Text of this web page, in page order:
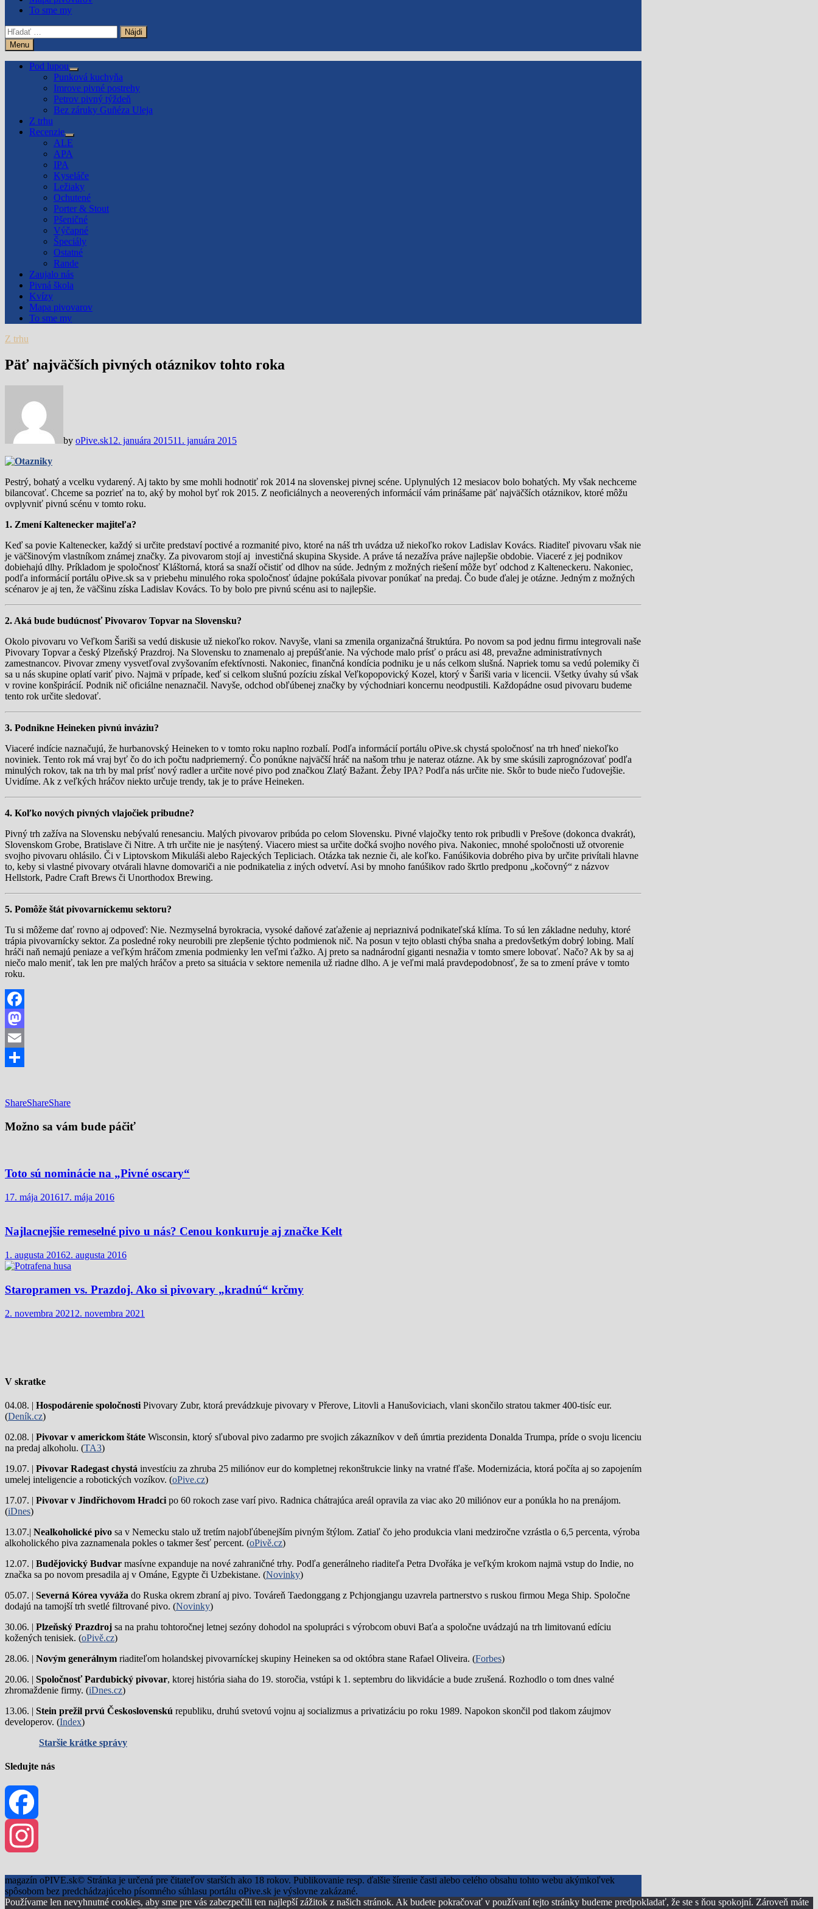
To sme my
Hľadať:
Menu
Pod lupou
Show
sub
menu
Punková kuchyňa
Imrove pivné postrehy
Petrov pivný týždeň
Bez záruky Guñéza Uleja
Z trhu
Recenzie
Show
sub
menu
ALE
APA
IPA
Kyseláče
Ležiaky
Ochutené
Porter & Stout
Pšeničné
Výčapné
Špeciály
Ostatné
Rande
Zaujalo nás
Pivná škola
Kvízy
Mapa pivovarov
To sme my
Z trhu
Päť najväčších pivných otáznikov tohto roka
by oPive.sk12. januára 201511. januára 2015
Pestrý, bohatý a vcelku vydarený. Aj takto by sme mohli hodnotiť rok 2014 na slovenskej pivnej scéne. Uplynulých 12 mesiacov bolo bohatých. My však nechceme
bilancovať. Chceme sa pozrieť na to, aký by mohol byť rok 2015. Z neoficiálnych a neoverených informácií vám prinášame päť najväčších otáznikov, ktoré môžu
ovplyvniť pivnú scénu v tomto roku.
1. Zmení Kaltenecker majiteľa?
Keď sa povie Kaltenecker, každý si určite predstaví poctivé a rozmanité pivo, ktoré na náš trh uvádza už niekoľko rokov Ladislav Kovács. Riaditeľ pivovaru však nie
je väčšinovým vlastníkom známej značky. Za pivovarom stojí aj investičná skupina Skyside. A práve tá nezažíva práve najlepšie obdobie. Viaceré z jej podnikov
dobiehajú dlhy. Príkladom je spoločnosť Kláštorná, ktorá sa snaží očistiť od dlhov na súde. Jedným z možných riešení môže byť odchod z Kalteneckeru. Nakoniec,
podľa informácií portálu oPive.sk sa v priebehu minulého roka spoločnosť údajne pokúšala pivovar ponúkať na predaj. Čo bude ďalej je otázne. Jedným z možných
scénarov je aj ten, že väčšinu získa Ladislav Kovács. To by bolo pre pivnú scénu asi to najlepšie.
2. Aká bude budúcnosť Pivovarov Topvar na Slovensku?
Okolo pivovaru vo Veľkom Šariši sa vedú diskusie už niekoľko rokov. Navyše, vlani sa zmenila organizačná štruktúra. Po novom sa pod jednu firmu integrovali naše
Pivovary Topvar a český Plzeňský Prazdroj. Na Slovensku to znamenalo aj prepúšťanie. Na východe malo prísť o prácu asi 48, prevažne administratívnych
zamestnancov. Pivovar zmeny vysvetľoval zvyšovaním efektívnosti. Nakoniec, finančná kondícia podniku je u nás celkom slušná. Napriek tomu sa vedú polemiky či
sa u nás skupine oplatí variť pivo. Najmä v prípade, keď si celkom slušnú pozíciu získal Veľkopopovický Kozel, ktorý v Šariši varia v licencii. Všetky úvahy sú však
v rovine konšpirácií. Podnik nič oficiálne nenaznačil. Navyše, odchod obľúbenej značky by východniari koncernu neodpustili. Každopádne osud pivovaru budeme
tento rok určite sledovať.
3. Podnikne Heineken pivnú inváziu?
Viaceré indície naznačujú, že hurbanovský Heineken to v tomto roku naplno rozbalí. Podľa informácií portálu oPive.sk chystá spoločnosť na trh hneď niekoľko
noviniek. Tento rok má vraj byť čo do ich počtu nadpriemerný. Čo ponúkne najväčší hráč na našom trhu je nateraz otázne. Ak by sme skúsili zaprognózovať podľa
minulých rokov, tak na trh by mal prísť nový radler a určite nové pivo pod značkou Zlatý Bažant. Žeby IPA? Podľa nás určite nie. Skôr to bude niečo ľudovejšie.
Uvidíme. Ak z veľkých hráčov niekto určuje trendy, tak je to práve Heineken.
4. Koľko nových pivných vlajočiek pribudne?
Pivný trh zažíva na Slovensku nebývalú renesanciu. Malých pivovarov pribúda po celom Slovensku. Pivné vlajočky tento rok pribudli v Prešove (dokonca dvakrát),
Slovenskom Grobe, Bratislave či Nitre. A trh určite nie je nasýtený. Viacero miest sa určite dočká svojho nového piva. Nakoniec, mnohé spoločnosti už otvorenie
svojho pivovaru ohlásilo. Či v Liptovskom Mikuláši alebo Rajeckých Tepliciach. Otázka tak neznie či, ale koľko. Fanúšikovia dobrého piva by určite privítali hlavne
to, keby si vlastné pivovary otvárali hlavne domovariči a nie podnikatelia z iných odvetví. Asi by mnoho fanúšikov rado škrtlo predponu „kočovný“ z názvov
Hellstork, Padre Craft Brews či Unorthodox Brewing.
5. Pomôže štát pivovarníckemu sektoru?
Tu si môžeme dať rovno aj odpoveď: Nie. Nezmyselná byrokracia, vysoké daňové zaťaženie aj nepriaznivá podnikateľská klíma. To sú len základne neduhy, ktoré
trápia pivovarnícky sektor. Za posledné roky neurobili pre zlepšenie týchto podmienok nič. Na posun v tejto oblasti chýba snaha a predovšetkým dobrý lobing. Malí
hráči naň nemajú peniaze a veľkým hráčom zmenia podmienky len veľmi ťažko. Aj preto sa nadnárodní giganti nesnažia v tomto smere lobovať. Načo? Ak by sa aj
niečo malo meniť, tak len pre malých hráčov a preto sa situácia v sektore nemenila už riadne dlho. A je veľmi malá pravdepodobnosť, že sa to zmení práve v tomto
roku.
Facebook
Mastodon
Email
ShareShareShare
Možno sa vám bude páčiť
Toto sú nominácie na „Pivné oscary“
17. mája 201617. mája 2016
Najlacnejšie remeselné pivo u nás? Cenou konkuruje aj značke Kelt
1. augusta 20162. augusta 2016
Staropramen vs. Prazdoj. Ako si pivovary „kradnú“ krčmy
2. novembra 2021 2. novembra 2021
V skratke
04.08. | Hospodárenie spoločnosti Pivovary Zubr, ktorá prevádzkuje pivovary v Přerove, Litovli a Hanušoviciach, vlani skončilo stratou takmer 400-tisíc eur.
(Deník.cz)
02.08. | Pivovar v americkom štáte Wisconsin, ktorý sľuboval pivo zadarmo pre svojich zákazníkov v deň úmrtia prezidenta Donalda Trumpa, príde o svoju licenciu
na predaj alkoholu. (TA3)
19.07. | Pivovar Radegast chystá investíciu za zhruba 25 miliónov eur do kompletnej rekonštrukcie linky na vratné fľaše. Modernizácia, ktorá počíta aj so zapojením
umelej inteligencie a robotických vozíkov. (oPive.cz)
17.07. | Pivovar v Jindřichovom Hradci po 60 rokoch zase varí pivo. Radnica chátrajúca areál opravila za viac ako 20 miliónov eur a ponúkla ho na prenájom.
(iDnes)
13.07.| Nealkoholické pivo sa v Nemecku stalo už tretím najobľúbenejším pivným štýlom. Zatiaľ čo jeho produkcia vlani medziročne vzrástla o 6,5 percenta, výroba
alkoholického piva zaznamenala pokles o takmer šesť percent. (oPivě.cz)
12.07. | Budějovický Budvar masívne expanduje na nové zahraničné trhy. Podľa generálneho riaditeľa Petra Dvořáka je veľkým krokom najmä vstup do Indie, no
značka sa po novom presadila aj v Ománe, Egypte či Uzbekistane. (Novinky)
05.07. | Severná Kórea vyváža do Ruska okrem zbraní aj pivo. Továreň Taedonggang z Pchjongjangu uzavrela partnerstvo s ruskou firmou Mega Ship. Spoločne
dodajú na tamojší trh svetlé filtrované pivo. (Novinky)
30.06. | Plzeňský Prazdroj sa na prahu tohtoročnej letnej sezóny dohodol na spolupráci s výrobcom obuvi Baťa a spoločne uvádzajú na trh limitovanú edíciu
kožených tenisiek. (oPivě.cz)
28.06. | Novým generálnym riaditeľom holandskej pivovarníckej skupiny Heineken sa od októbra stane Rafael Oliveira. (Forbes)
20.06. | Spoločnosť Pardubický pivovar, ktorej história siaha do 19. storočia, vstúpi k 1. septembru do likvidácie a bude zrušená. Rozhodlo o tom dnes valné
zhromaždenie firmy. (iDnes.cz)
13.06. | Stein prežil prvú Československú republiku, druhú svetovú vojnu aj socializmus a privatizáciu po roku 1989. Napokon skončil pod tlakom záujmov
developerov. (Index)
Staršie krátke správy
Sledujte nás
Facebook
magazín oPIVE.sk© Stránka je určená pre čitateľov starších ako 18 rokov. Publikovanie resp. ďalšie šírenie časti alebo celého obsahu tohto webu akýmkoľvek
spôsobom bez predchádzajúceho písomného súhlasu portálu oPive.sk je výslovne zakázané.
Používame len nevyhnutné cookies, aby sme pre vás zabezpečili ten najlepší zážitok z našich stránok. Ak budete pokračovať v používaní tejto stránky budeme predpokladať, že ste s ňou spokojní. Zároveň máte